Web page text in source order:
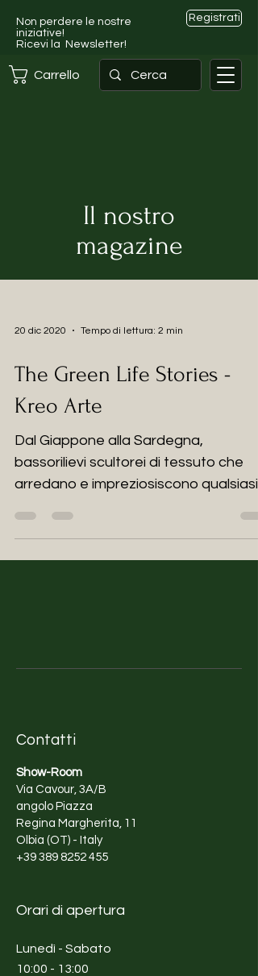
Non perdere le nostre
iniziative!
Ricevi la Newsletter!
Registrati
Carrello
Il nostro
magazine
20 dic 2020 Tempo di lettura: 2 min
The Green Life Stories -
Kreo Arte
Dal Giappone alla Sardegna,
bassorilievi scultorei di tessuto che
arredano e impreziosiscono qualsiasi
Contatti
Show-Room
Via Cavour, 3A/B
angolo Piazza
Regina Margherita, 11
Olbia (OT) - Italy
+39 389 8252 455
Orari di apertura
Lunedì - Sabato
10:00 - 13:00